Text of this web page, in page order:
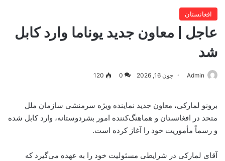
افغانستان
عاجل | معاون جدید یوناما وارد کابل
شد
Admin جون 16, 2026 0
120
برونو لمارکی، معاون جدید نماینده ویژه سرمنشی سازمان ملل
متحد در افغانستان و هماهنگ‌کننده امور بشردوستانه، وارد کابل شده
و رسماً مأموریت خود را آغاز کرده است.
آقای لمارکی در شرایطی مسئولیت خود را به عهده می‌گیرد که